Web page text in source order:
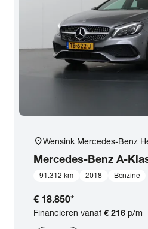
BTW (aftrekbaar) / Marge (BTW
Merk & Model
Mercedes-Benz close
Bouwjaar
Staat van de auto
location_onWensink Mercedes-Benz
Mercedes-Benz A-
91.312 km 2018 Benzine
€ 18.850*
Financieren vanaf€ 216 p/m